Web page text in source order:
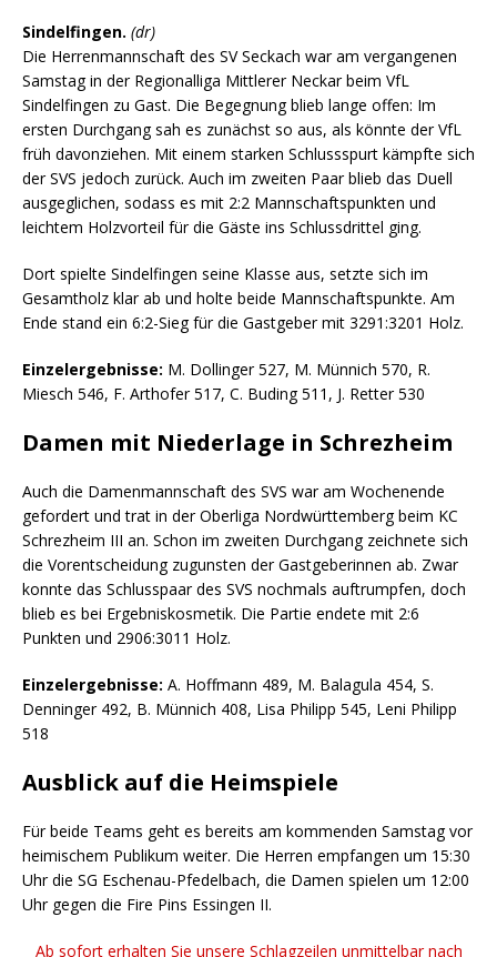
Sindelfingen. (dr)
Die Herrenmannschaft des SV Seckach war am vergangenen
Samstag in der Regionalliga Mittlerer Neckar beim VfL
Sindelfingen zu Gast. Die Begegnung blieb lange offen: Im
ersten Durchgang sah es zunächst so aus, als könnte der VfL
früh davonziehen. Mit einem starken Schlussspurt kämpfte sich
der SVS jedoch zurück. Auch im zweiten Paar blieb das Duell
ausgeglichen, sodass es mit 2:2 Mannschaftspunkten und
leichtem Holzvorteil für die Gäste ins Schlussdrittel ging.
Dort spielte Sindelfingen seine Klasse aus, setzte sich im
Gesamtholz klar ab und holte beide Mannschaftspunkte. Am
Ende stand ein 6:2-Sieg für die Gastgeber mit 3291:3201 Holz.
Einzelergebnisse: M. Dollinger 527, M. Münnich 570, R.
Miesch 546, F. Arthofer 517, C. Buding 511, J. Retter 530
Damen mit Niederlage in Schrezheim
Auch die Damenmannschaft des SVS war am Wochenende
gefordert und trat in der Oberliga Nordwürttemberg beim KC
Schrezheim III an. Schon im zweiten Durchgang zeichnete sich
die Vorentscheidung zugunsten der Gastgeberinnen ab. Zwar
konnte das Schlusspaar des SVS nochmals auftrumpfen, doch
blieb es bei Ergebniskosmetik. Die Partie endete mit 2:6
Punkten und 2906:3011 Holz.
Einzelergebnisse: A. Hoffmann 489, M. Balagula 454, S.
Denninger 492, B. Münnich 408, Lisa Philipp 545, Leni Philipp
518
Ausblick auf die Heimspiele
Für beide Teams geht es bereits am kommenden Samstag vor
heimischem Publikum weiter. Die Herren empfangen um 15:30
Uhr die SG Eschenau-Pfedelbach, die Damen spielen um 12:00
Uhr gegen die Fire Pins Essingen II.
Ab sofort erhalten Sie unsere Schlagzeilen unmittelbar nach